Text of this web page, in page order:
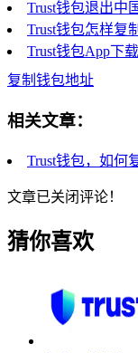
Trust钱包退出中
Trust钱包怎样复
Trust钱包App下
复制钱包地址
相关文章：
Trust钱包，如何
文章已关闭评论！
猜你喜欢